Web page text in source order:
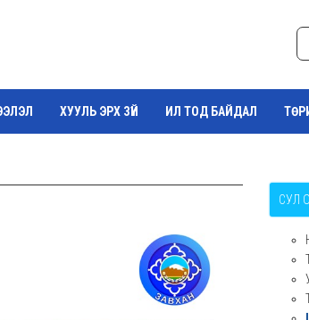
ХУУЛЬ ЭРХ ЗҮЙ ИЛ ТОД БАЙДАЛ
СУЛ